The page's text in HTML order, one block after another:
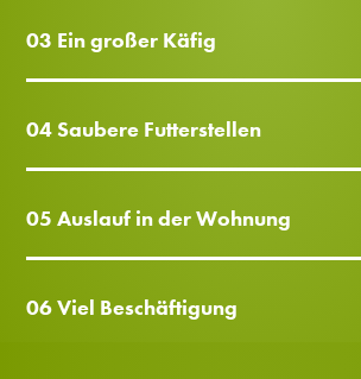
03 Ein großer Käfig
04 Saubere Futterstellen
05 Auslauf in der Wohnung
06 Viel Beschäftigung